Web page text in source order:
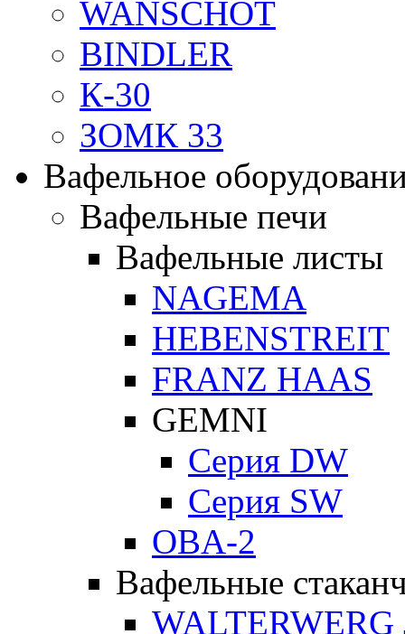
WANSCHOT
BINDLER
К-30
ЗОМК 33
Вафельное
Вафельные печи
Вафельные листы
NAGEMA
HEBENSTREIT
FRANZ HAAS
GEMNI
Серия DW
Серия SW
OBA-2
Вафельные
WALTERWERG